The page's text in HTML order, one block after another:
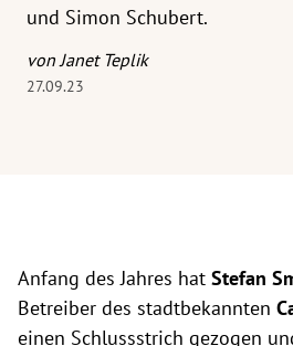
und Simon Schubert.
von Janet Teplik
27.09.23
Anfang des Jahres hat Stefan
Betreiber des stadtbekannten
einen Schlussstrich gezogen